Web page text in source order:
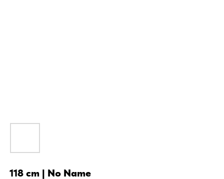
118 cm | No Name